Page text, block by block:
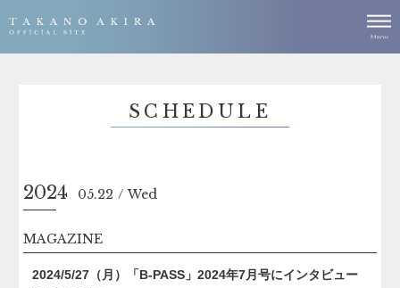
SCHEDULE
2024 05.22 Wed
MAGAZINE
2024/5/27（月）「B-PASS」2024年7月号にインタビュー